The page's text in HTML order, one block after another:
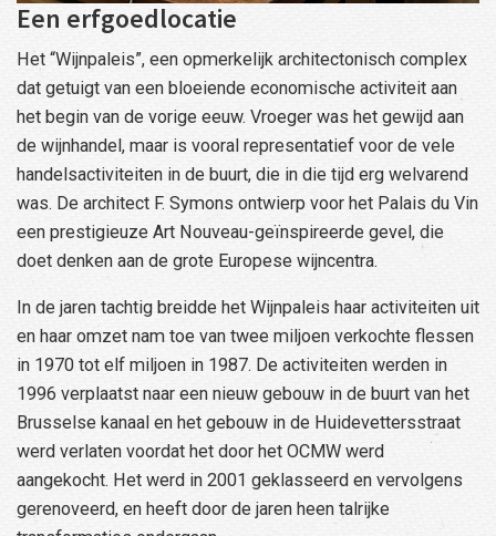
Een erfgoedlocatie
Het “Wijnpaleis”, een opmerkelijk architectonisch complex
dat getuigt van een bloeiende economische activiteit aan
het begin van de vorige eeuw. Vroeger was het gewijd aan
de wijnhandel, maar is vooral representatief voor de vele
handelsactiviteiten in de buurt, die in die tijd erg welvarend
was. De architect F. Symons ontwierp voor het Palais du Vin
een prestigieuze Art Nouveau-geïnspireerde gevel, die
doet denken aan de grote Europese wijncentra.
In de jaren tachtig breidde het Wijnpaleis haar activiteiten uit
en haar omzet nam toe van twee miljoen verkochte flessen
in 1970 tot elf miljoen in 1987. De activiteiten werden in
1996 verplaatst naar een nieuw gebouw in de buurt van het
Brusselse kanaal en het gebouw in de Huidevettersstraat
werd verlaten voordat het door het OCMW werd
aangekocht. Het werd in 2001 geklasseerd en vervolgens
gerenoveerd, en heeft door de jaren heen talrijke